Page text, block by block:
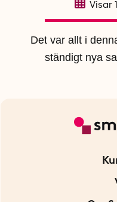
Det var allt i
ständigt nya
Visar